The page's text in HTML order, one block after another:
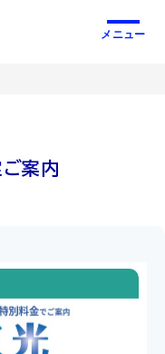
メニュー
案内